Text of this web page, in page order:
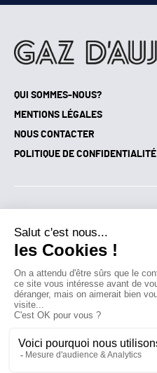
QUI SOMMES-NOUS?
MENTIONS LÉGALES
NOUS CONTACTER
POLITIQUE DE CONFIDENTIALITÉ
Mes favoris